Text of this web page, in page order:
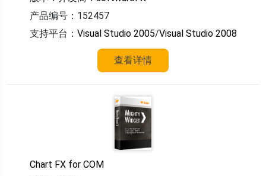
产品编号：152457
支持平台： Visual Studio 2005/Visual Studio 2008
查看详情
Chart FX for COM